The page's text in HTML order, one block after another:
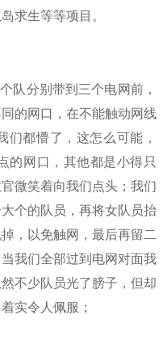
求生等等项目。
队分别带到三个电网前，
的网口，在不能触动网线
们都懵了，这怎么可能，
的网口，其他都是小得只
微笑着向我们点头；我们
个的队员，再将女队员抬
，以免触网，最后再留二
我们全部过到电网对面我
不少队员光了膀子，但却
实令人佩服；